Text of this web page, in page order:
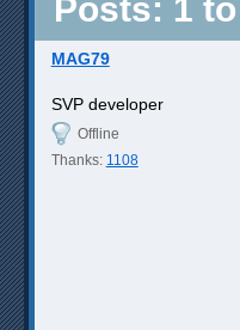
Posts: 1
MAG79
SVP developer
Offline
Thanks: 1108